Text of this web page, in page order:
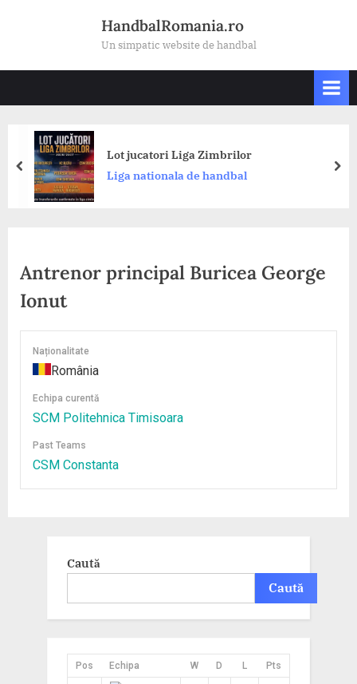
HandbalRomania.ro
Un simpatic website de handbal
Lot jucatori Liga Zimbrilor
Liga nationala de handbal
prev
Antrenor principal Buricea George
Ionut
Naționalitate
România
Echipa curentă
SCM Politehnica Timisoara
Past Teams
CSM Constanta
Caută
Caută
Pos Echipa W D L Pts